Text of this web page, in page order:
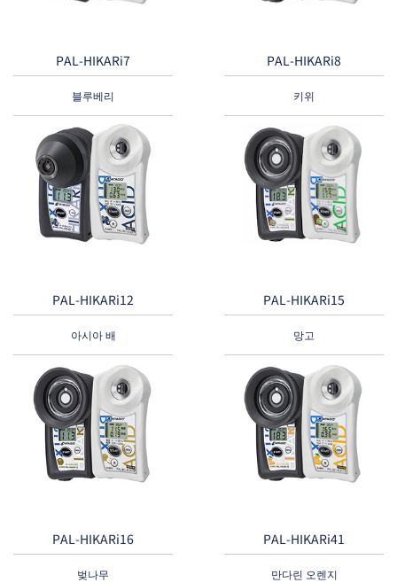
PAL-HIKARi7
블루베리
PAL-HIKARi8
키위
PAL-HIKARi12
아시아 배
PAL-HIKARi15
망고
PAL-HIKARi16
벚나무
PAL-HIKARi41
만다린 오렌지